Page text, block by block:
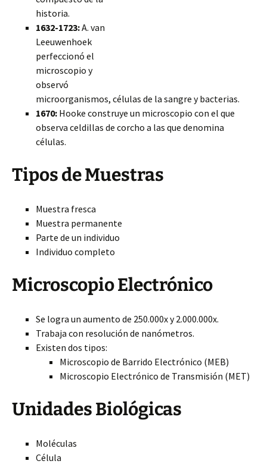
historia.
1632-1723:A. van
Leeuwenhoek
perfeccionó el
microscopio y
observó
microorganismos, células de la sangre y bacterias.
1670: Hooke construye un microscopio con el que
observa celdillas de corcho a las que denomina
células.
Tipos de Muestras
Muestra fresca
Muestra permanente
Parte de un individuo
Individuo completo
Microscopio Electrónico
Se logra un aumento de 250.000x y 2.000.000x.
Trabaja con resolución de nanómetros.
Existen dos tipos:
Microscopio de Barrido Electrónico (MEB)
Microscopio Electrónico de Transmisión (MET)
Unidades Biológicas
Moléculas
Célula